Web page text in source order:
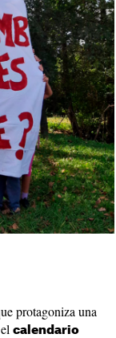
protagoniza una
calendario